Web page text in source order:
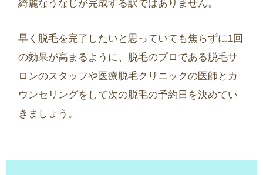
綺麗なうなじが完成する訳ではありません。
早く脱毛を完了したいと思っていても焦らずに1回
の効果が高まるように、脱毛のプロである脱毛サ
ロンのスタッフや医療脱毛クリニックの医師とカ
ウンセリングをして次の脱毛の予約日を決めてい
きましょう。